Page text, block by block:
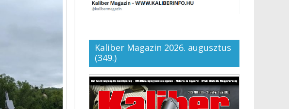
Kaliber Magazin 2026. augusztus
(349.)